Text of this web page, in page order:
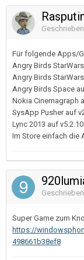
Geschrieben
Für folgende Apps/
Angry Birds
Angry Birds
Angry Birds Space
Nokia Cinemagraph
SysApp Pusher auf
Lync 2013 auf
Im Store einfach die
Geschrieben
Super Game zum
https://
498661b38ef8